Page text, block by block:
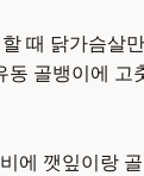
때 닭가슴살
골뱅이에
에 깻잎이랑